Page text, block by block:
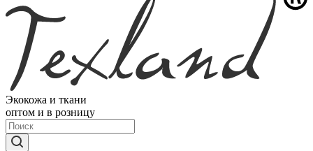
Экокожа и ткани
оптом и в розницу